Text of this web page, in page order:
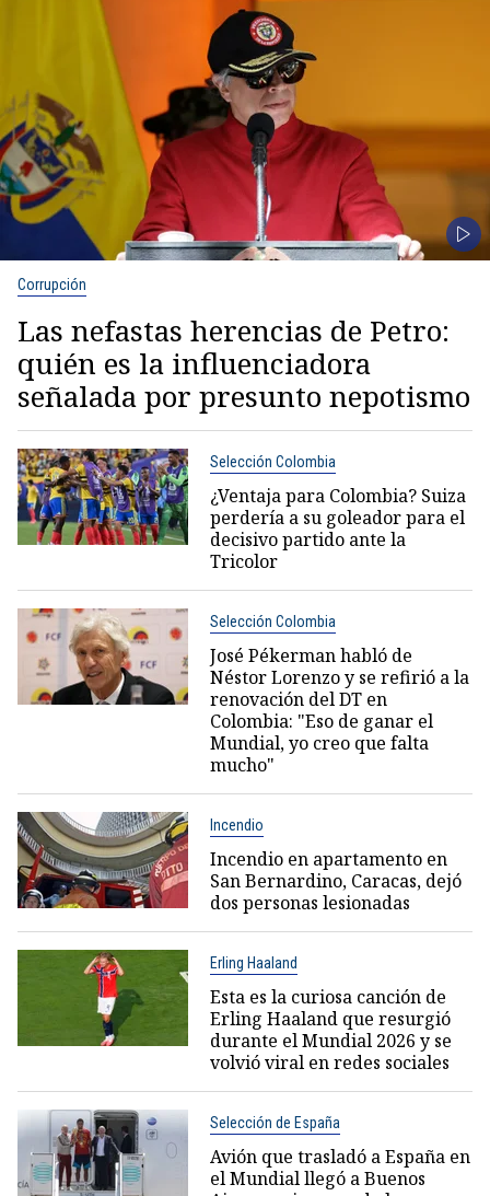
Corrupción
Las nefastas herencias de Petro:
quién es la influenciadora
señalada por presunto nepotismo
Selección Colombia
¿Ventaja para Colombia? Suiza
perdería a su goleador para el
decisivo partido ante la
Tricolor
Selección Colombia
José Pékerman habló de
Néstor Lorenzo y se refirió a la
renovación del DT en
Colombia: "Eso de ganar el
Mundial, yo creo que falta
mucho"
Incendio
Incendio en apartamento en
San Bernardino, Caracas, dejó
dos personas lesionadas
Erling Haaland
Esta es la curiosa canción de
Erling Haaland que resurgió
durante el Mundial 2026 y se
volvió viral en redes sociales
Selección de España
Avión que trasladó a España en
el Mundial llegó a Buenos